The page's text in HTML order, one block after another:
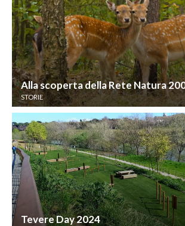
Alla scoperta della Rete Natura
STORIE
Tevere Day 2024